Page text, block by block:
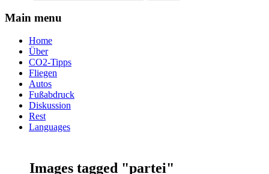
Main menu
Home
Über
CO2-Tipps
Fliegen
Autos
Fußabdruck
Diskussion
Rest
Languages
Images tagged "partei"